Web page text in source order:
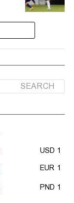
1 USD
1 EUR
1 PND